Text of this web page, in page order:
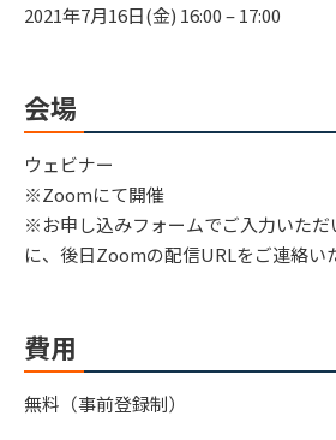
2021年7月16日(金) 16:00 – 17:00
会場
ウェビナー
※Zoomにて開催
※お申し込みフォームでご入力いた
に、後日Zoomの配信URLをご連絡い
費用
無料（事前登録制）